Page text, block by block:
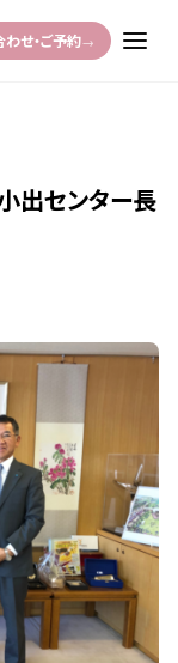
せ・ご予約→
出センター長